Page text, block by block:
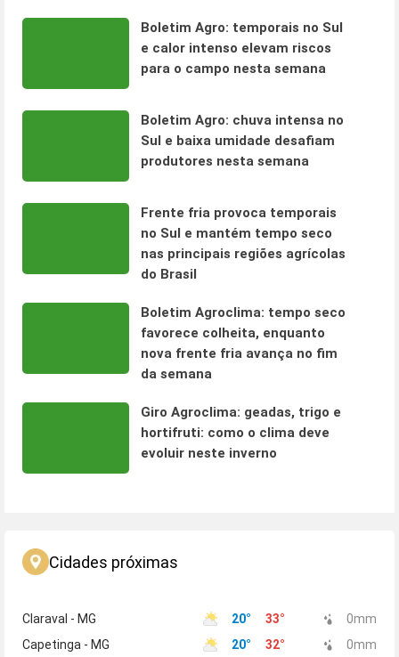
Boletim Agro: temporais no Sul
e calor intenso elevam riscos
para o campo nesta semana
Boletim Agro: chuva intensa no
Sul e baixa umidade desafiam
produtores nesta semana
Frente fria provoca temporais
no Sul e mantém tempo seco
nas principais regiões agrícolas
do Brasil
Boletim Agroclima: tempo seco
favorece colheita, enquanto
nova frente fria avança no fim
da semana
Giro Agroclima: geadas, trigo e
hortifruti: como o clima deve
evoluir neste inverno
Cidades próximas
Claraval - MG 20° 33° 0mm
Capetinga - MG
20° 32° 0mm